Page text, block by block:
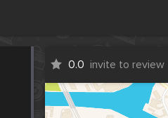
0.0 invite to review